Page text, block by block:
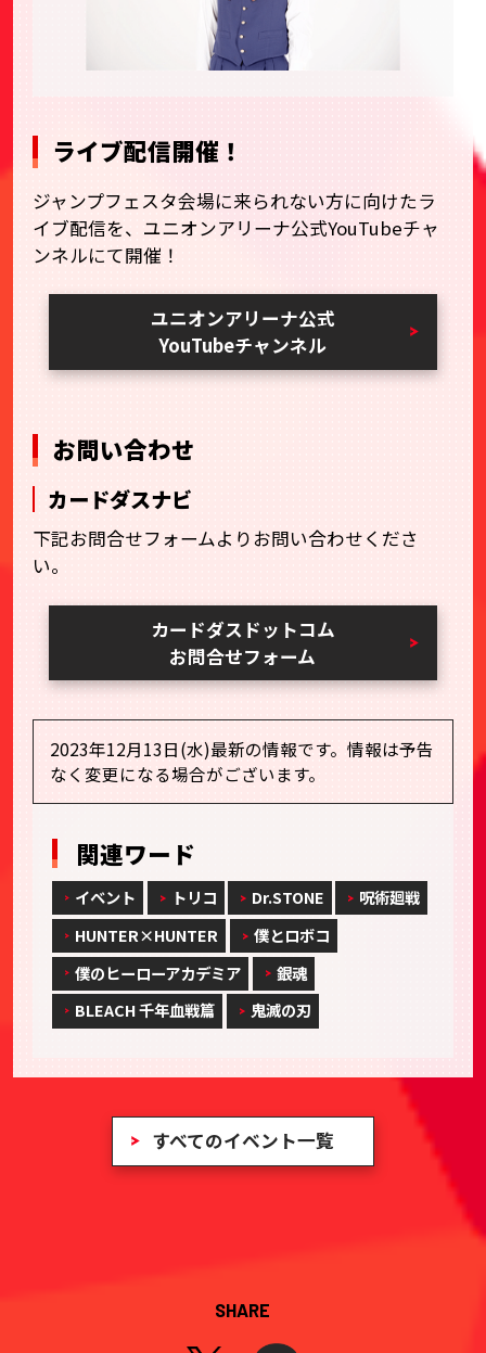
ライブ配信開催！
ジャンプフェスタ会場に来られない方に向けたラ
イブ配信を、ユニオンアリーナ公式YouTubeチャ
ンネルにて開催！
ユニオンアリーナ公式
YouTubeチャンネル
お問い合わせ
カードダスナビ
下記お問合せフォームよりお問い合わせくださ
い。
カードダスドットコム
お問合せフォーム
2023年12月13日(水)最新の情報です。情報は予告
なく変更になる場合がございます。
関連ワード
イベント トリコ Dr.STONE
呪術廻戦
HUNTER×HUNTER
僕とロボコ
僕のヒーローアカデミア
銀魂
BLEACH 千年血戦篇
鬼滅の刃
すべてのイベント一覧
SHARE